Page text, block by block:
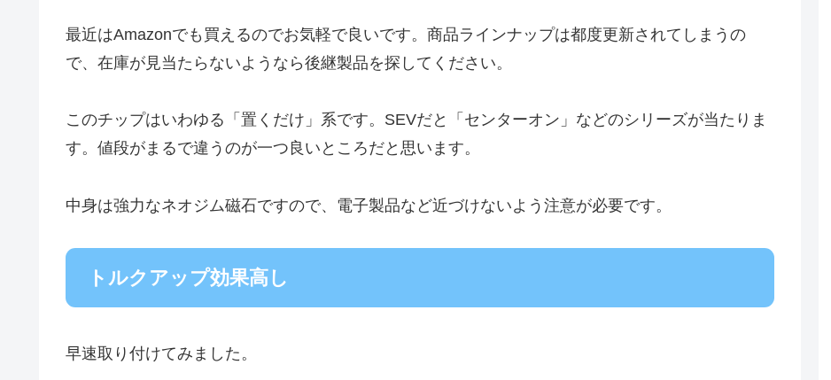
最近はAmazonでも買えるのでお気軽で良いです。商品ラインナップは都度更新されてしまうの
で、在庫が見当たらないようなら後継製品を探してください。
このチップはいわゆる「置くだけ」系です。SEVだと「センターオン」などのシリーズが当たりま
す。値段がまるで違うのが一つ良いところだと思います。
中身は強力なネオジム磁石ですので、電子製品など近づけないよう注意が必要です。
トルクアップ効果高し
早速取り付けてみました。